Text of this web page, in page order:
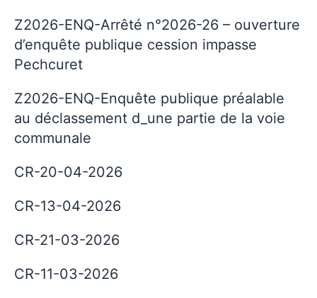
Z2026-ENQ-Arrêté n°2026-26 – ouverture
d’enquête publique cession impasse
Pechcuret
Z2026-ENQ-Enquête publique préalable
au déclassement d_une partie de la voie
communale
CR-20-04-2026
CR-13-04-2026
CR-21-03-2026
CR-11-03-2026